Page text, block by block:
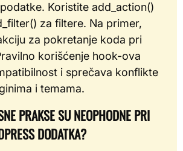
Koristite add_action()
za filtere. Na primer,
za pokretanje koda pri
korišćenje hook-ova
i sprečava konflikte
i temama.
PRAKSE SU NEOPHODNE PRI
DODATKA?